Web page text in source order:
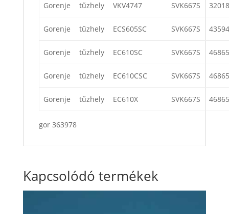
Gorenje tűzhely VKV4747 SVK667S
Gorenje tűzhely ECS605SC SVK667S
Gorenje tűzhely EC610SC SVK667S
Gorenje tűzhely EC610CSC SVK667S
Gorenje tűzhely EC610X SVK667S
gor 363978
Kapcsolódó termékek